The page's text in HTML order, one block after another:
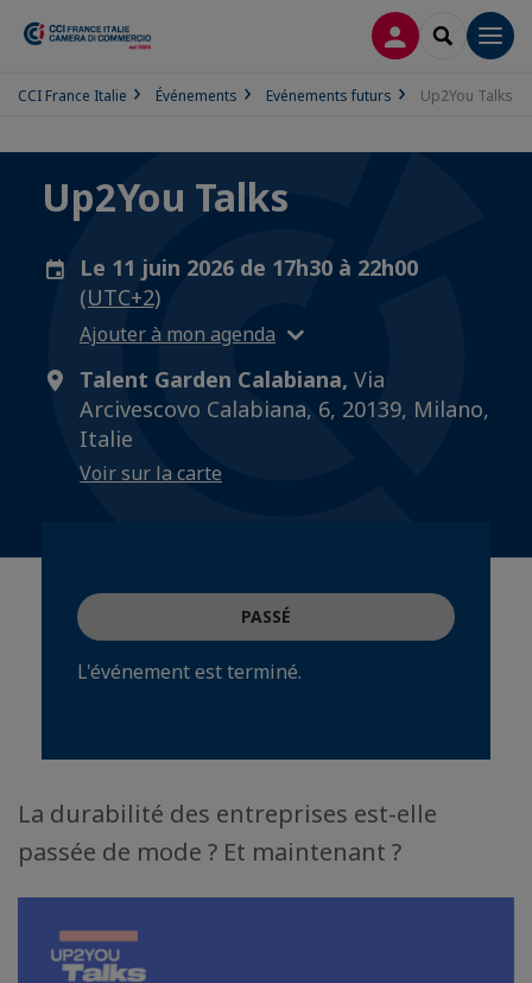
CONNEXION
CCI France Italie Événements Evénements futurs Up2You Talks
Up2You Talks
Le 11 juin 2026 de 17h30 à 22h00
(UTC+2)
Ajouter à mon agenda
Talent Garden Calabiana, Via
Arcivescovo Calabiana, 6, 20139, Milano,
Italie
Voir sur la carte
PASSÉ
L'événement est terminé.
La durabilité des entreprises est-elle
passée de mode ? Et maintenant ?